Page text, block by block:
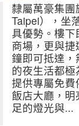
隸屬萬豪集
Taipei），坐
具優勢。樓
商場，更與
鐘即可抵達
的夜生活都
提供專屬免
飯店大廳，
足的燈光與...